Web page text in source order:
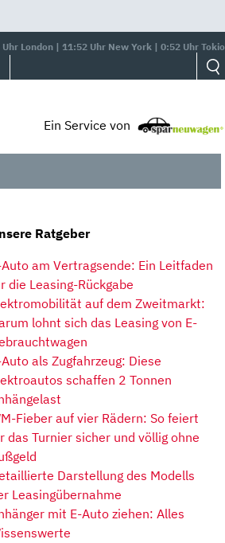
London | 11:52 Uhr New York | 0:52 Uhr Tokio
Ein Service von
Ratgeber
Auto am Vertragsende: Ein Leitfaden
die Leasing-Rückgabe
auf dem Zweitmarkt:
lohnt sich das Leasing von E-
Auto als Zugfahrzeug: Diese
schaffen 2 Tonnen
Fieber auf vier Rädern: So feiert
das Turnier sicher und völlig ohne
Darstellung des Modells
Leasingübernahme
mit E-Auto ziehen: Alles